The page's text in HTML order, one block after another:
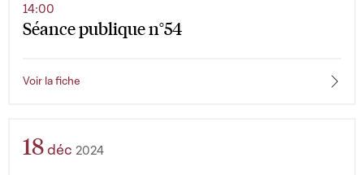
Séance publique n°54
14:00
Voir la fiche
18déc 2024